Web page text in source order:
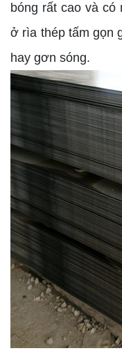
bóng rất cao và có
ở rìa thép tấm gọn
hay gơn sóng.